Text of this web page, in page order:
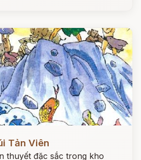
Tản Viên
thuyết đặc sắc trong kho